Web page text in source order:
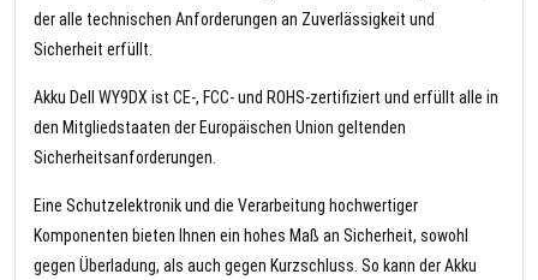
der alle technischen Anforderungen an Zuverlässigkeit und
Sicherheit erfüllt.
Akku Dell WY9DX ist CE-, FCC- und ROHS-zertifiziert und erfüllt alle in
den Mitgliedstaaten der Europäischen Union geltenden
Sicherheitsanforderungen.
Eine Schutzelektronik und die Verarbeitung hochwertiger
Komponenten bieten Ihnen ein hohes Maß an Sicherheit, sowohl
gegen Überladung, als auch gegen Kurzschluss. So kann der Akku